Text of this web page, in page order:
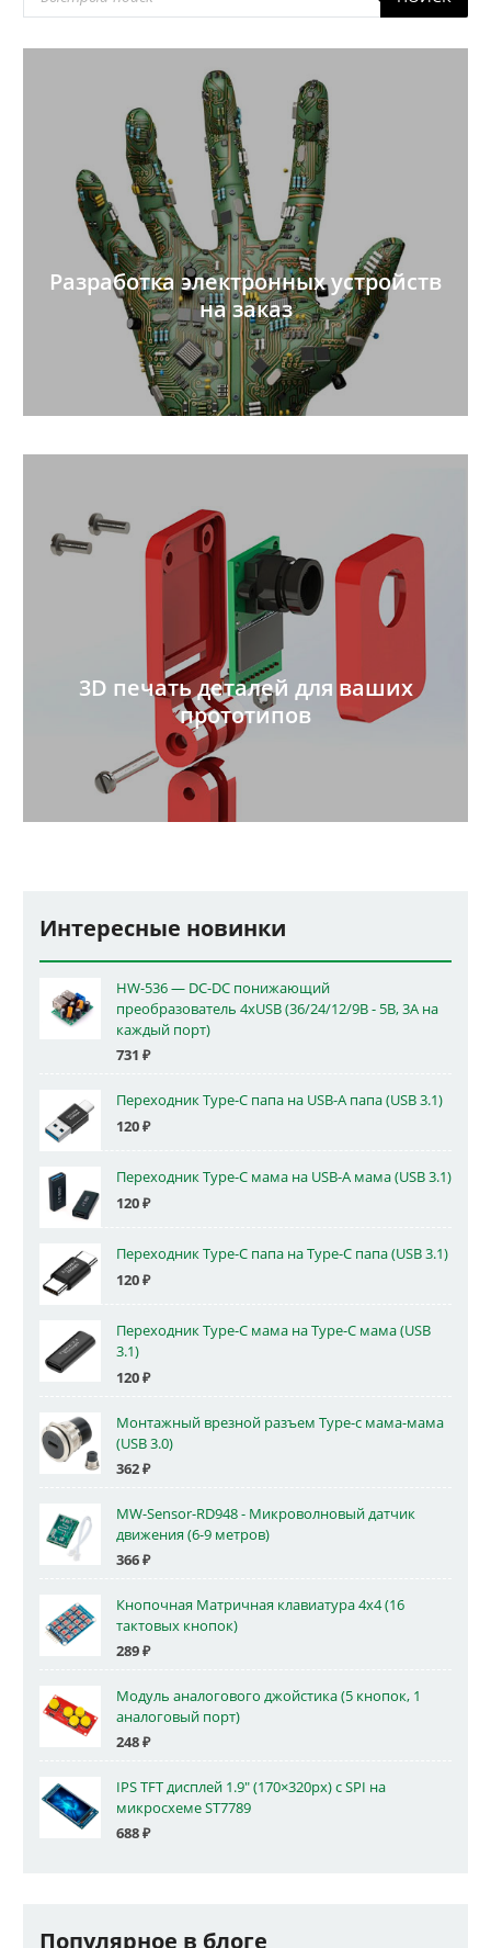
товаров
Разработка электронных устройств
на заказ
3D печать деталей для ваших
прототипов
Интересные новинки
HW-536 — DC-DC понижающий
преобразователь 4xUSB (36/24/12/9В - 5В, 3А на
каждый порт)
731 ₽
Переходник Type-C папа на USB-A папа (USB 3.1)
120₽
Переходник Type-C мама на USB-A мама (USB 3.1)
120₽
Переходник Type-C папа на Type-C папа (USB 3.1)
120₽
Переходник Type-C мама на Type-C мама (USB
3.1)
120₽
Монтажный врезной разъем Type-c мама-мама
(USB 3.0)
362₽
MW-Sensor-RD948 - Микроволновый датчик
движения (6-9 метров)
366₽
Кнопочная Матричная клавиатура 4x4 (16
тактовых кнопок)
289₽
Модуль аналогового джойстика (5 кнопок, 1
аналоговый порт)
248₽
IPS TFT дисплей 1.9" (170×320px) с SPI на
микросхеме ST7789
688₽
Популярное в блоге